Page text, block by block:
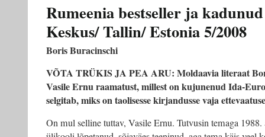
Rumeenia bestseller ja
Keskus/ Tallin/ Estonia 5/2008
Boris Buracinschi
VÕTA TRÜKIS JA PEA ARU: Moldaavia literaat
Vasile Ernu raamatust, millest on kujunenud Ida-
selgitab, miks on taolisesse kirjandusse vaja
On mul selline tuttav, Vasile Ernu. Tutvusin temaga